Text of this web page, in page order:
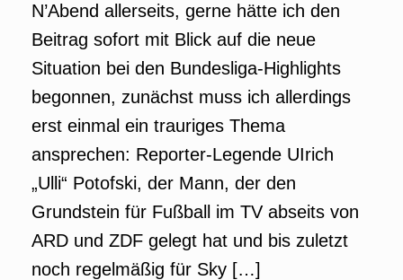
N’Abend allerseits, gerne hätte ich den
Beitrag sofort mit Blick auf die neue
Situation bei den Bundesliga-Highlights
begonnen, zunächst muss ich allerdings
erst einmal ein trauriges Thema
ansprechen: Reporter-Legende UIrich
„Ulli“ Potofski, der Mann, der den
Grundstein für Fußball im TV abseits von
ARD und ZDF gelegt hat und bis zuletzt
noch regelmäßig für Sky […]